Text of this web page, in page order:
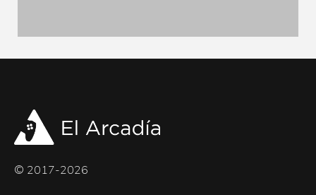
© 2017-2026